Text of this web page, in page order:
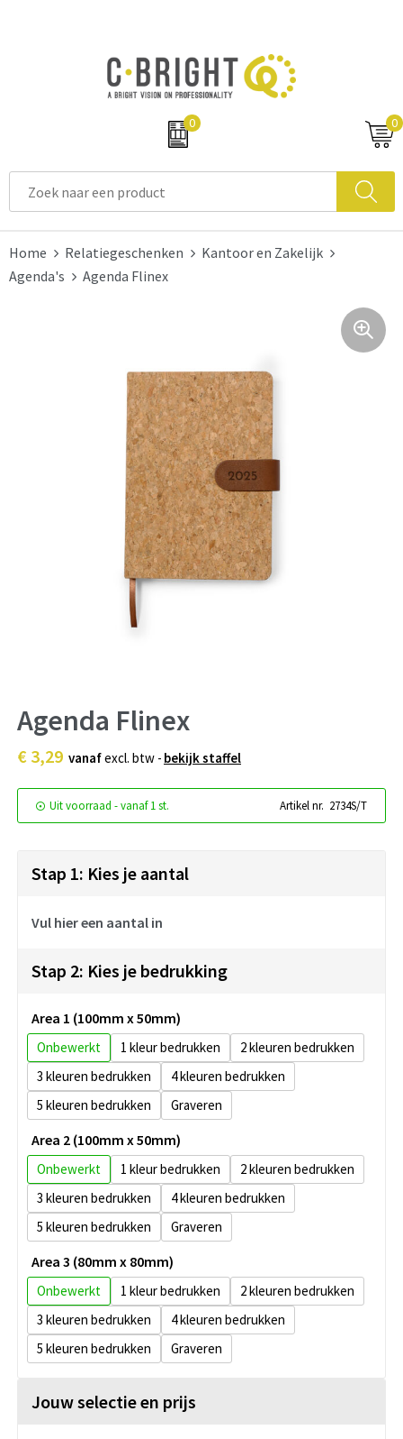
0 0
Home Relatiegeschenken
Kantoor en Zakelijk
Agenda's
Agenda Flinex
Agenda Flinex
€ 3,29 vanafexcl. btw - bekijk staffel
Uit voorraad -vanaf1 st. Artikel nr. 2734S/T
Stap 1: Kies je aantal
Vul hier een aantal in
Stap 2: Kies je bedrukking
Area 1 (100mm x 50mm)
Onbewerkt 1
2
3
4
5
Graveren
Area 2 (100mm x 50mm)
Onbewerkt 1
2
3
4
5
Graveren
Area 3 (80mm x 80mm)
Onbewerkt 1
2
3
4
5
Graveren
Jouw selectie en prijs